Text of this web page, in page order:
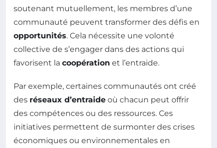
soutenant mutuellement, les membres d’une
communauté peuvent transformer des défis en
opportunités. Cela nécessite une volonté
collective de s’engager dans des actions qui
favorisent la coopération et l’entraide.
Par exemple, certaines communautés ont créé
des réseaux d’entraide où chacun peut offrir
des compétences ou des ressources. Ces
initiatives permettent de surmonter des crises
économiques ou environnementales en